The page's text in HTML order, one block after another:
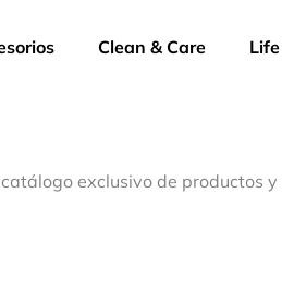
Clean & Care
exclusivo de productos